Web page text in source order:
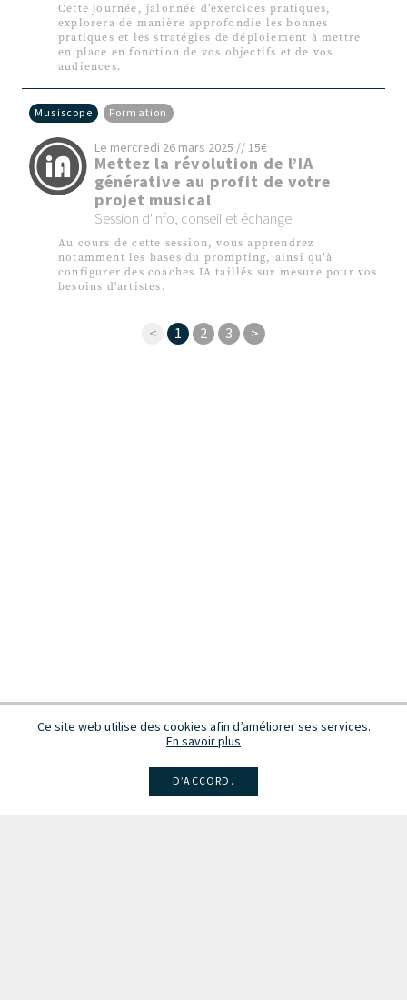
Ce site web utilise des cookies afin d’améliorer ses services.
En savoir plus
D’ACCORD.
Cette journée, jalonnée d’exercices pratiques,
explorera de manière approfondie les bonnes
pratiques et les stratégies de déploiement à mettre
en place en fonction de vos objectifs et de vos
audiences.
Musiscope Formation
Le mercredi 26 mars 2025 // 15€
Mettez la révolution de l’IA
générative au profit de votre
projet musical
Session d'info, conseil et échange
Au cours de cette session, vous apprendrez
notamment les bases du prompting, ainsi qu’à
configurer des coaches IA taillés sur mesure pour vos
besoins d'artistes.
< 1 2 3 >